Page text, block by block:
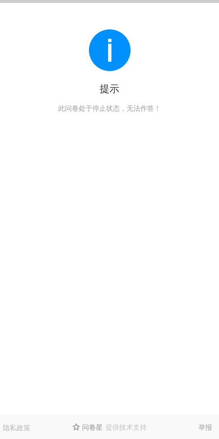
提示
此问卷处于停止状态，无法作答！
隐私政策  问卷星 提供技术支持 举报